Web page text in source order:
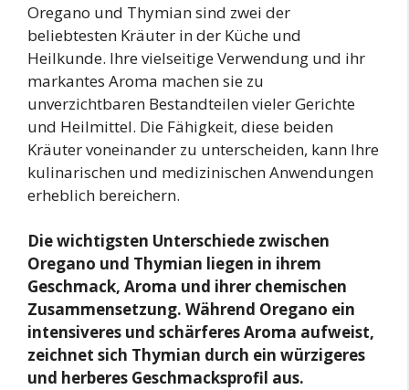
Oregano und Thymian sind zwei der
beliebtesten Kräuter in der Küche und
Heilkunde. Ihre vielseitige Verwendung und ihr
markantes Aroma machen sie zu
unverzichtbaren Bestandteilen vieler Gerichte
und Heilmittel. Die Fähigkeit, diese beiden
Kräuter voneinander zu unterscheiden, kann Ihre
kulinarischen und medizinischen Anwendungen
erheblich bereichern.
Die wichtigsten Unterschiede zwischen
Oregano und Thymian liegen in ihrem
Geschmack, Aroma und ihrer chemischen
Zusammensetzung. Während Oregano ein
intensiveres und schärferes Aroma aufweist,
zeichnet sich Thymian durch ein würzigeres
und herberes Geschmacksprofil aus.